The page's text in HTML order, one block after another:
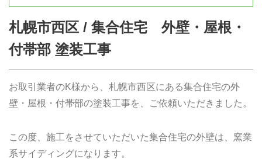
札幌市西区 / 集合住宅 外壁・屋根・
付帯部 塗装工事
お取引業者のK様から、札幌市西区にある集合住宅の外
壁・屋根・ 付帯部の塗装工事を、ご依頼いただきました。
この度、施工をさせていただいた集合住宅の外壁は、窯業
系サイディングになります。